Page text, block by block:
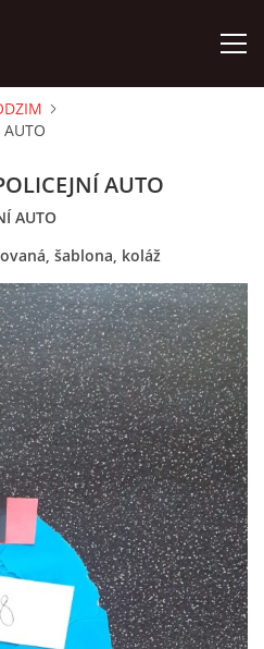
NOVÉHO RVP PV 2025
AUTO
AUTO
šablona, koláž